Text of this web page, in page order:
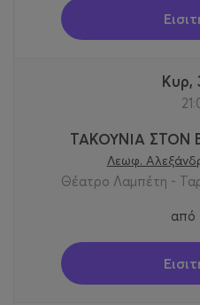
ΤΑΚΟΥΝΙΑ ΣΤΟΝ
Λεωφ.
Θέατρο Λαμπέτη -
από